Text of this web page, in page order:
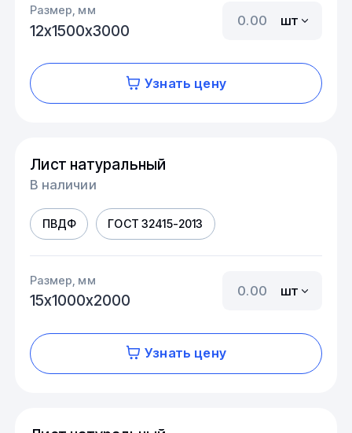
Размер, мм
12х1500х3000
шт
Узнать цену
Лист натуральный
В наличии
ПВДФ ГОСТ 32415-2013
Размер, мм
15х1000х2000
шт
Узнать цену